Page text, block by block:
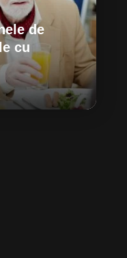
de
cu